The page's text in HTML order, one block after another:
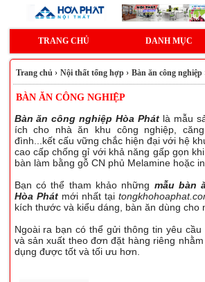
TRANG CHỦ DANH MỤC
Trang chủ › Nội thất tổng hợp › Bàn ăn công nghiệp
BÀN ĂN CÔNG NGHIỆP
Bàn ăn công nghiệp Hòa Phát là mẫu
ích cho nhà ăn khu công nghiệp,
đình...kết cấu vững chắc hiện đại với hệ
cao cấp chống gỉ với khả năng gấp gọn
bàn làm bằng gỗ CN phủ Melamine hoặc
Bạn có thể tham khảo những mẫu bàn
Hòa Phátmới nhất tại
kích thước và kiểu dáng, bàn ăn dùng cho
Ngoài ra bạn có thể gửi thông tin yêu
và sản xuất theo đơn đặt hàng riêng
dụng được tốt và tối ưu hơn.